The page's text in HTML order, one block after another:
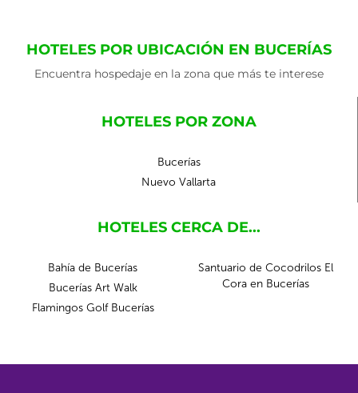
HOTELES POR UBICACIÓN EN BUCERÍAS
Encuentra hospedaje en la zona que más te interese
HOTELES POR ZONA
Bucerías
Nuevo Vallarta
HOTELES CERCA DE...
Bahía de Bucerías
Bucerías Art Walk
Flamingos Golf Bucerías
Santuario de Cocodrilos El
Cora en Bucerías